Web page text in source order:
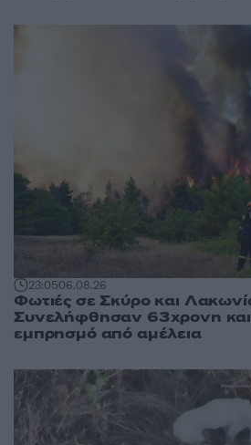
23:0506.08.26
Φωτιές σε Σκύρο και
Συνελήφθησαν 63χρονη και
εμπρησμό από αμέλεια